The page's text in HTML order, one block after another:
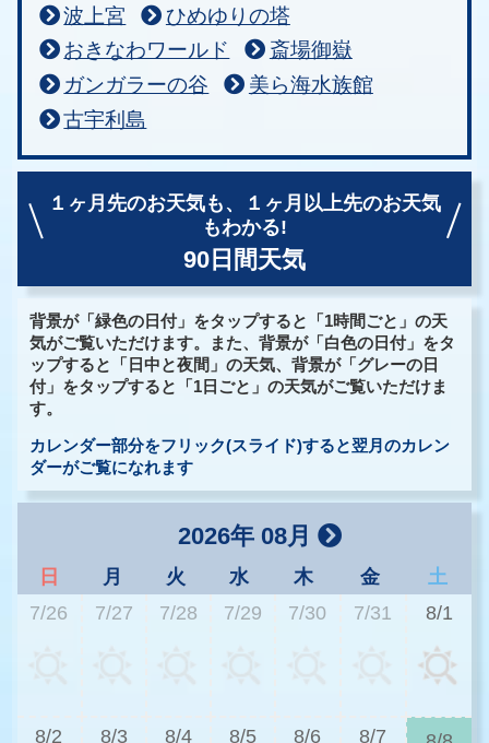
波上宮
ひめゆりの塔
おきなわワールド
斎場御嶽
ガンガラーの谷
美ら海水族館
古宇利島
１ヶ月先のお天気も、
１ヶ月以上先のお天気
もわかる!
90日間天気
背景が「緑色の日付」をタップすると「1時間ごと」の天
気がご覧いただけます。また、背景が「白色の日付」をタ
ップすると「日中と夜間」の天気、背景が「グレーの日
付」をタップすると「1日ごと」の天気がご覧いただけま
す。
カレンダー部分をフリック(スライド)すると翌月のカレン
ダーがご覧になれます
2026年 08月
日 月 火 水 木 金
土
7/26
7/27 7/28 7/29 7/30 7/31 8/1
8/2 8/3 8/4 8/5 8/6 8/7